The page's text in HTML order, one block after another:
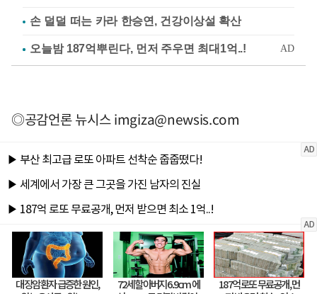
손 덜덜 떠는 카라 한승연, 건강이상설 확산
◎공감언론 뉴시스imgiza@newsis.com